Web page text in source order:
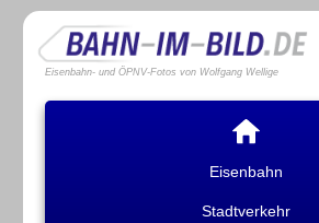
Eisenbahn- und ÖPNV-Fotos von Wolfgang Wellige
Eisenbahn
Stadtverkehr